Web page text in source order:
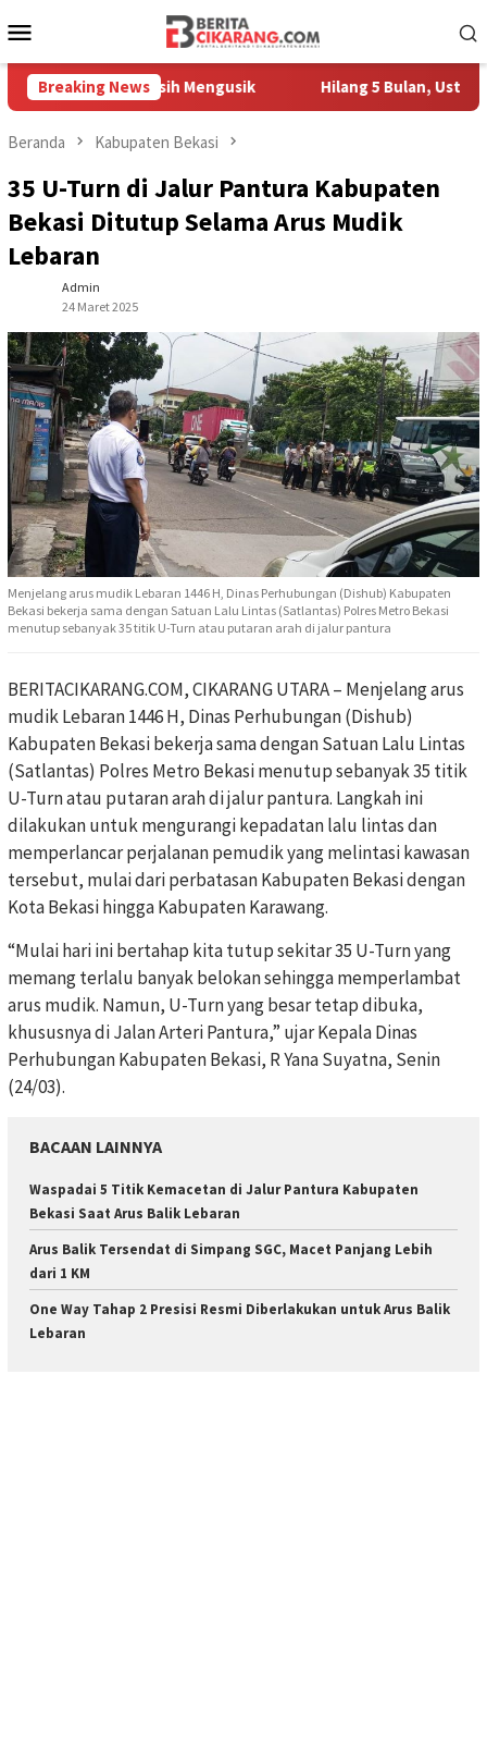
ke
Mobile
Breaking News
Masih Mengusik Hilang 5 Bulan, Ustadz Ujang
Beranda Kabupaten Bekasi
35 U-Turn di Jalur Pantura Kabupaten
Bekasi Ditutup Selama Arus Mudik
Lebaran
Admin
24 Maret 2025
Menjelang arus mudik Lebaran 1446 H, Dinas Perhubungan (Dishub) Kabupaten
Bekasi bekerja sama dengan Satuan Lalu Lintas (Satlantas) Polres Metro Bekasi
menutup sebanyak 35 titik U-Turn atau putaran arah di jalur pantura
BERITACIKARANG.COM, CIKARANG UTARA – Menjelang arus
mudik Lebaran 1446 H, Dinas Perhubungan (Dishub)
Kabupaten Bekasi bekerja sama dengan Satuan Lalu Lintas
(Satlantas) Polres Metro Bekasi menutup sebanyak 35 titik
U-Turn atau putaran arah di jalur pantura. Langkah ini
dilakukan untuk mengurangi kepadatan lalu lintas dan
memperlancar perjalanan pemudik yang melintasi kawasan
tersebut, mulai dari perbatasan Kabupaten Bekasi dengan
Kota Bekasi hingga Kabupaten Karawang.
“Mulai hari ini bertahap kita tutup sekitar 35 U-Turn yang
memang terlalu banyak belokan sehingga memperlambat
arus mudik. Namun, U-Turn yang besar tetap dibuka,
khususnya di Jalan Arteri Pantura,” ujar Kepala Dinas
Perhubungan Kabupaten Bekasi, R Yana Suyatna, Senin
(24/03).
BACAAN LAINNYA
Waspadai 5 Titik Kemacetan di Jalur Pantura Kabupaten
Bekasi Saat Arus Balik Lebaran
Arus Balik Tersendat di Simpang SGC, Macet Panjang Lebih
dari 1 KM
One Way Tahap 2 Presisi Resmi Diberlakukan untuk Arus Balik
Lebaran